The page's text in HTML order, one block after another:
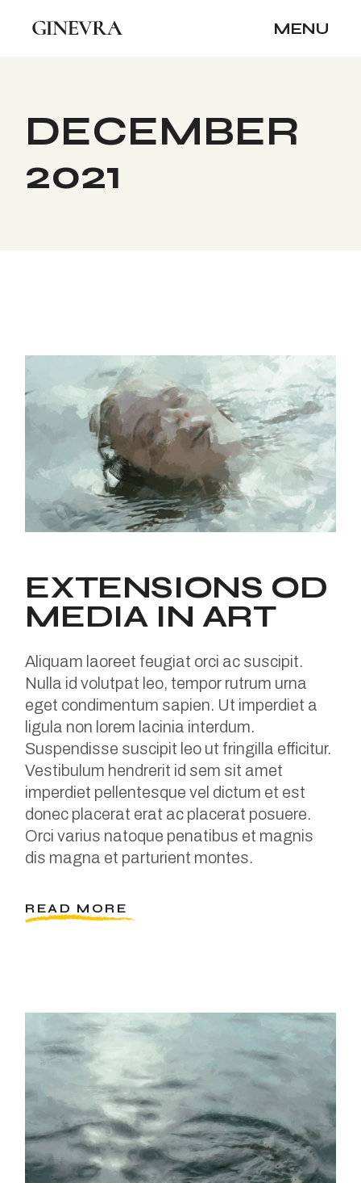
MENU
DECEMBER
2021
EXTENSIONS OD
MEDIA IN ART
Aliquam laoreet feugiat orci ac suscipit.
Nulla id volutpat leo, tempor rutrum urna
eget condimentum sapien. Ut imperdiet a
ligula non lorem lacinia interdum.
Suspendisse suscipit leo ut fringilla efficitur.
Vestibulum hendrerit id sem sit amet
imperdiet pellentesque vel dictum et est
donec placerat erat ac placerat posuere.
Orci varius natoque penatibus et magnis
dis magna et parturient montes.
READ MORE